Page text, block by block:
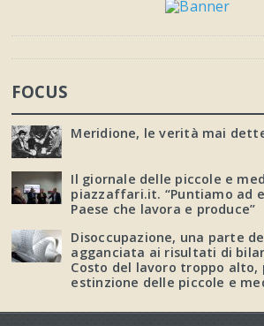
FOCUS
Meridione, le verità mai
Il giornale delle piccole e
piazzaffari.it. “Puntiamo ad
Paese che lavora e produce”
Disoccupazione, una parte
agganciata ai risultati di
Costo del lavoro troppo alto,
estinzione delle piccole e